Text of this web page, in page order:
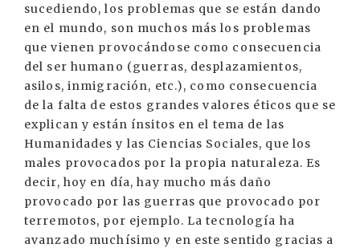
sucediendo, los problemas que se están dando
en el mundo, son muchos más los problemas
que vienen provocándose como consecuencia
del ser humano (guerras, desplazamientos,
asilos, inmigración, etc.), como consecuencia
de la falta de estos grandes valores éticos que se
explican y están ínsitos en el tema de las
Humanidades y las Ciencias Sociales, que los
males provocados por la propia naturaleza. Es
decir, hoy en día, hay mucho más daño
provocado por las guerras que provocado por
terremotos, por ejemplo. La tecnología ha
avanzado muchísimo y en este sentido gracias a